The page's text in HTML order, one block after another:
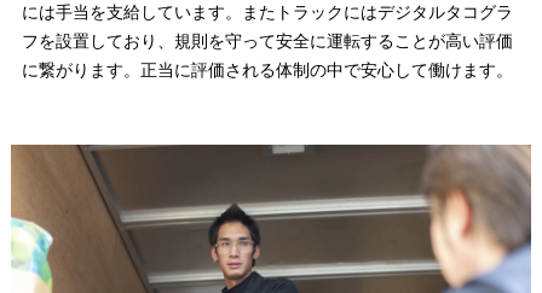
には手当を支給しています。またトラックにはデジタルタコグラ
フを設置しており、規則を守って安全に運転することが高い評価
に繋がります。正当に評価される体制の中で安心して働けます。